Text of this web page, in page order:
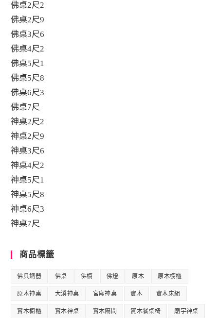
佛桌2尺2
佛桌2尺9
佛桌3尺6
佛桌4尺2
佛桌5尺1
佛桌5尺8
佛桌6尺3
佛桌7尺
神桌2尺2
神桌2尺9
神桌3尺6
神桌4尺2
神桌5尺1
神桌5尺8
神桌6尺3
神桌7尺
商品標籤
佛具銅器 佛桌 佛櫥 佛燈 原木 原木櫥櫃
原木神桌 大溪神桌 宮廟神桌 實木 實木床組
實木櫥櫃 實木神桌 實木隔間 實木餐桌椅 廟宇神桌